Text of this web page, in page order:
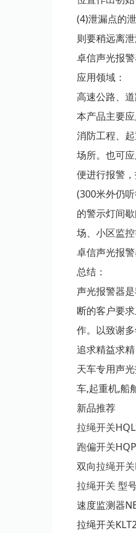
(4)泄漏点的
则要稍远离
卓信声光报
应用领域：
高速公路、
本产品主要
消防工程、
场所。也可
便进行报警
(300米外仍
的警示灯间
场、小区监控
卓信声光报
总结：
声光报警器
断的客户要
作。以致谢
追求精益求
天车专用声
车,起重机,船
新品推荐
拉绳开关
跑偏开关
双向拉绳开关
拉绳开关 型
速度监测器
拉绳开关